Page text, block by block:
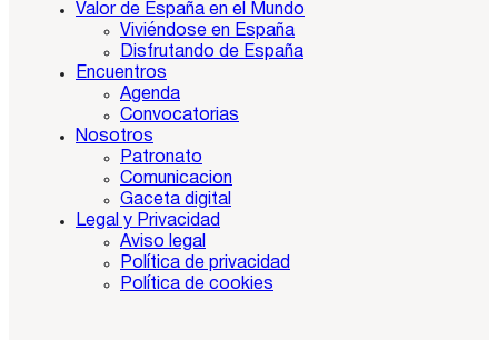
Valor de España en el Mundo
Viviéndose en España
Disfrutando de España
Encuentros
Agenda
Convocatorias
Nosotros
Patronato
Comunicacion
Gaceta digital
Legal y Privacidad
Aviso legal
Política de privacidad
Política de cookies